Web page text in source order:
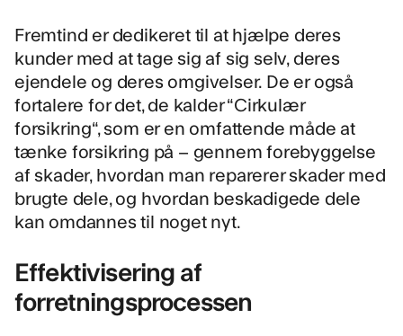
Fremtind er dedikeret til at hjælpe deres
kunder med at tage sig af sig selv, deres
ejendele og deres omgivelser. De er også
fortalere for det, de kalder “Cirkulær
forsikring“, som er en omfattende måde at
tænke forsikring på – gennem forebyggelse
af skader, hvordan man reparerer skader med
brugte dele, og hvordan beskadigede dele
kan omdannes til noget nyt.
Effektivisering af
forretningsprocessen